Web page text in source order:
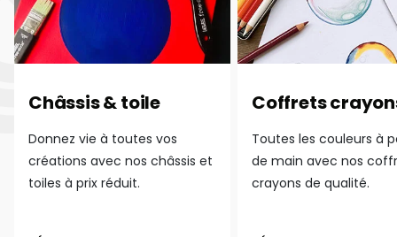
Châssis & toile
Donnez vie à toutes vos
créations avec nos châssis et
toiles à prix réduit.
Coffrets
Toutes les couleurs à
de main avec nos
crayons de qualité.